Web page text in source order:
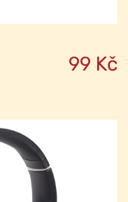
99 Kč